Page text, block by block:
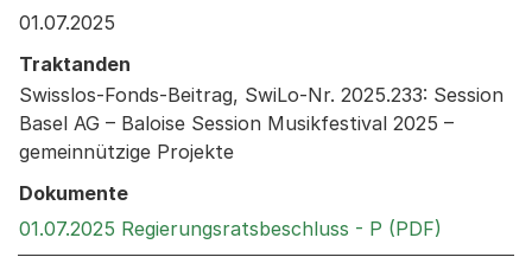
01.07.2025
Traktanden
Swisslos-Fonds-Beitrag, SwiLo-Nr. 2025.233: Session
Basel AG – Baloise Session Musikfestival 2025 –
gemeinnützige Projekte
Dokumente
01.07.2025 Regierungsratsbeschluss - P (PDF)